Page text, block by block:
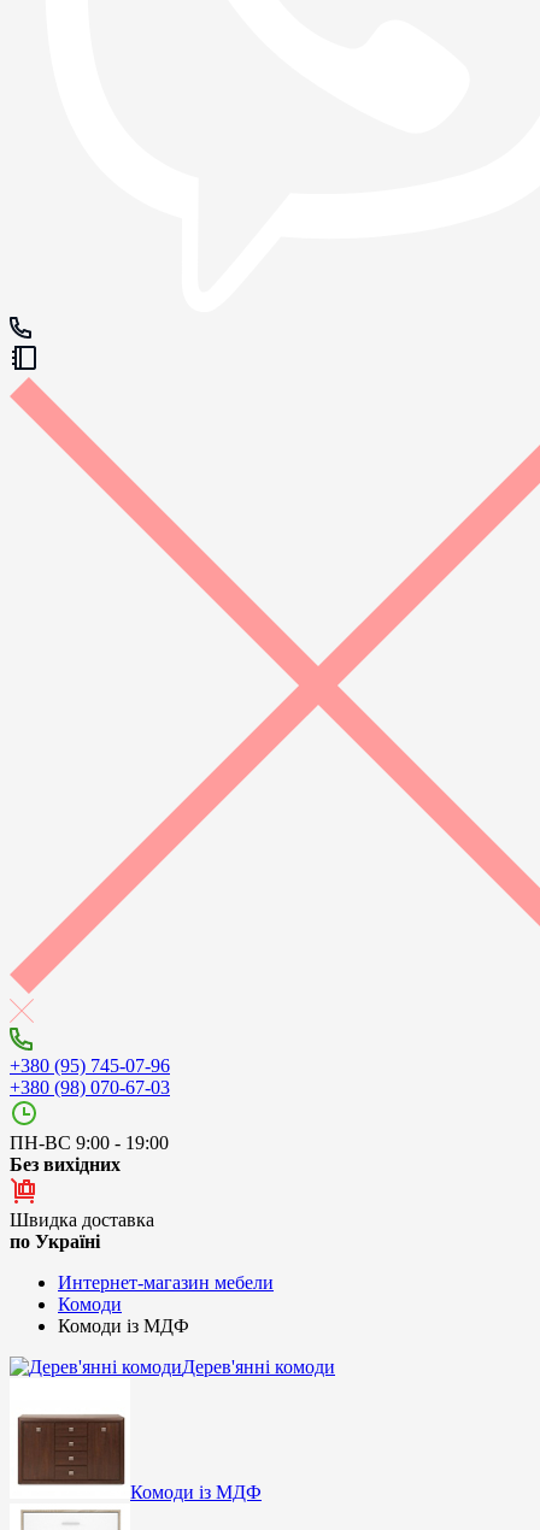
+380 (95) 745-07-96
+380 (98) 070-67-03
ПН-ВС 9:00 - 19:00
Без вихідних
Швидка доставка
по Україні
Интернет-магазин мебели
Комоди
Комоди із МДФ
Дерев'янні комоди
Комоди із МДФ